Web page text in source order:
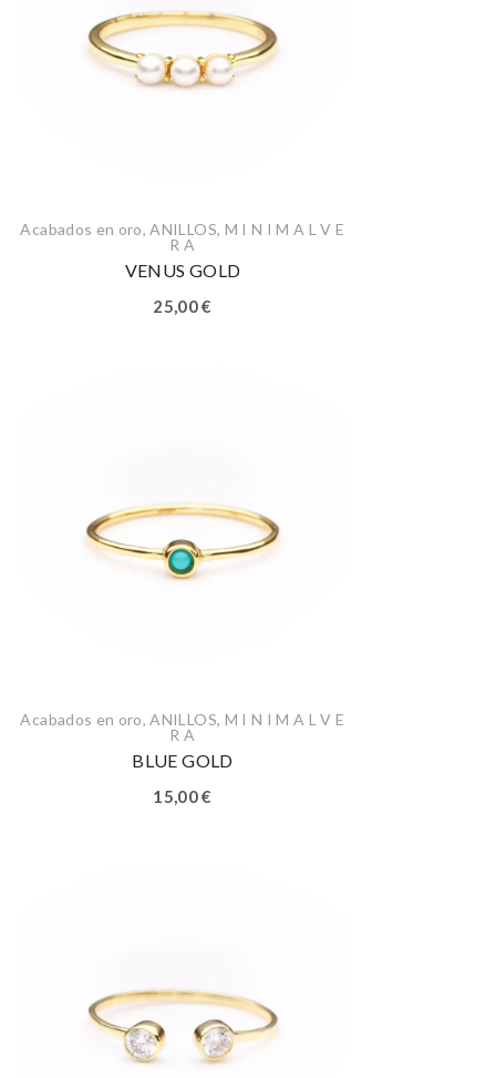
Acabados en oro,ANILLOS, M I N I M A L V E
R A
VENUS GOLD
25,00€
Acabados en oro,ANILLOS, M I N I M A L V E
R A
BLUE GOLD
15,00€